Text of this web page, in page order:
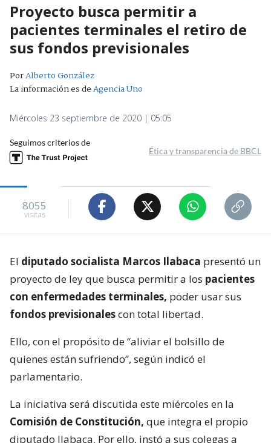
Proyecto busca permitir a
pacientes terminales el retiro de
sus fondos previsionales
PorAlberto González
La información es deAgencia Uno
Miércoles 23 septiembre de 2020 | 05:05
Seguimos criterios de
Ética y transparencia de BBCL
8055
visitas
El diputado socialista Marcos Ilabaca presentó un
proyecto de ley que busca permitir a los pacientes
con enfermedades terminales, poder usar sus
fondos previsionalescon total libertad.
Ello, con el propósito de “aliviar el bolsillo de
quienes están sufriendo”, según indicó el
parlamentario.
La iniciativa será discutida este miércoles en la
Comisión de Constitución, que integra el propio
diputado Ilabaca. Por ello, instó a sus colegas a